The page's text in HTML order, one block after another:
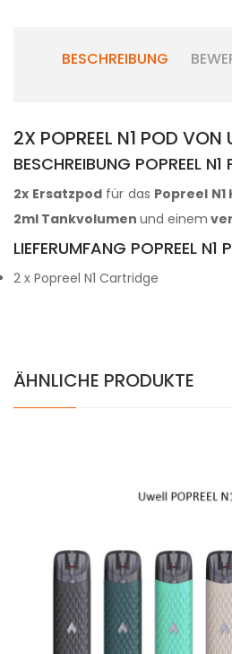
BESCHREIBUNG
2X POPREEL N1 POD VON
BESCHREIBUNG POPREEL N1
2x Ersatzpod für das Popreel
2ml Tankvolumen und einem
LIEFERUMFANG POPREEL N1
2 x Popreel N1 Cartridge
ÄHNLICHE PRODUKTE